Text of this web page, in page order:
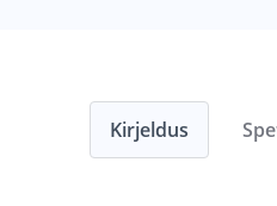
Kirjeldus